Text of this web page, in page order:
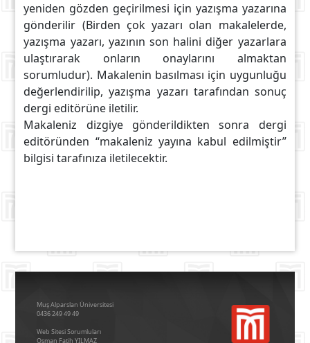
yeniden gözden geçirilmesi için yazışma yazarına
gönderilir (Birden çok yazarı olan makalelerde,
yazışma yazarı, yazının son halini diğer yazarlara
ulaştırarak onların onaylarını almaktan
sorumludur). Makalenin basılması için uygunluğu
değerlendirilip, yazışma yazarı tarafından sonuç
dergi editörüne iletilir.
Makaleniz dizgiye gönderildikten sonra dergi
editöründen “makaleniz yayına kabul edilmiştir”
bilgisi tarafınıza iletilecektir.
Muş Alparslan Üniversitesi
0436 249 49 49
Web Sitesi Sorumluları
Osman Fatih YILMAZ